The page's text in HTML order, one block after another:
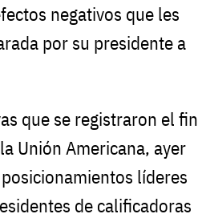
negativos que les
por su presidente a
que se registraron el fin
Unión Americana, ayer
líderes
de calificadoras